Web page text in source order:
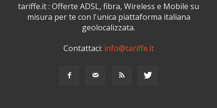
tariffe.it : Offerte ADSL, fibra, Wireless e Mobile su
misura per te con l'unica piattaforma italiana
geolocalizzata.
Contattaci: info@tariffe.it